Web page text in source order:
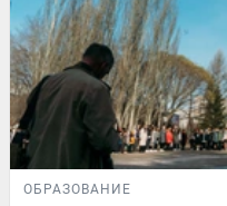
ОБРАЗОВАНИЕ